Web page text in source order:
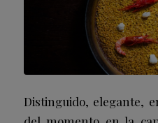
Distinguido, elegante,